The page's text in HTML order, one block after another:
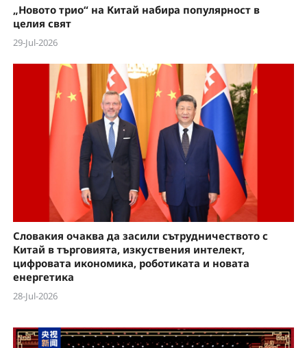
„Новото трио“ на Китай набира популярност в
целия свят
29-Jul-2026
Словакия очаква да засили сътрудничеството с
Китай в търговията, изкуствения интелект,
цифровата икономика, роботиката и новата
енергетика
28-Jul-2026